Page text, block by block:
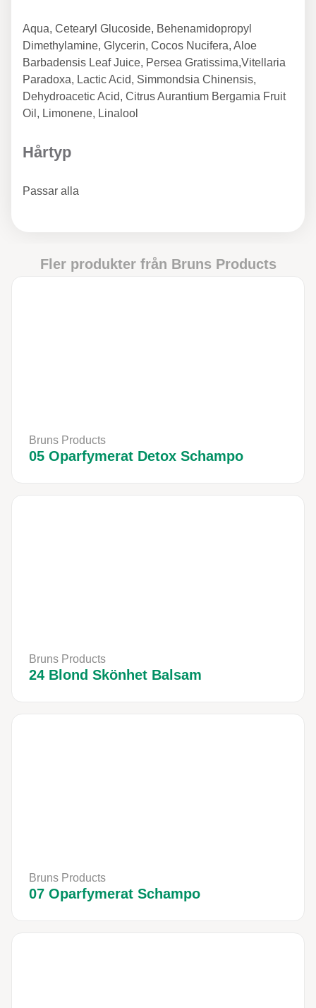
Aqua, Cetearyl Glucoside, Behenamidopropyl
Dimethylamine, Glycerin, Cocos Nucifera, Aloe
Barbadensis Leaf Juice, Persea Gratissima,Vitellaria
Paradoxa, Lactic Acid, Simmondsia Chinensis,
Dehydroacetic Acid, Citrus Aurantium Bergamia Fruit
Oil, Limonene, Linalool
Hårtyp
Passar alla
Fler produkter från Bruns Products
Bruns Products
05 Oparfymerat Detox Schampo
Bruns Products
24 Blond Skönhet Balsam
Bruns Products
07 Oparfymerat Schampo